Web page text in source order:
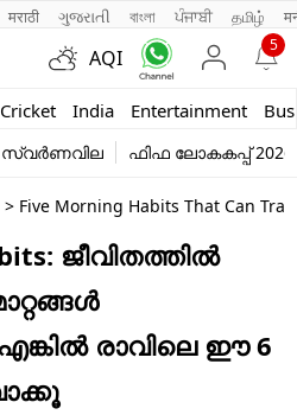
मराठी ગુજરાતી বাংলা ਪੰਜਾਬੀ தமிழ்
AQI
5
Cricket India Entertainment
സ്വർണവില ഫിഫ ലോകകപ്പ് 2026
> Five Morning Habits That Can
ജീവിതത്തിൽ
രാവിലെ ഈ 6